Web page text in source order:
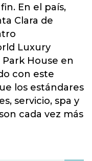
En el país,
Clara de
Luxury
Park House en
con este
los estándares
servicio, spa y
cada vez más